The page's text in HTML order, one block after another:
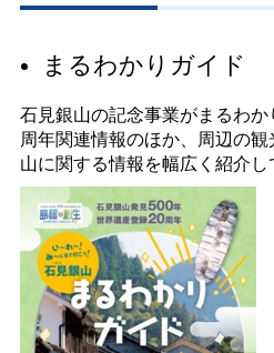
まるわかりガイド
石見銀山の記念事業がまるわか
周年関連情報のほか、周辺の
山に関する情報を幅広く紹介し